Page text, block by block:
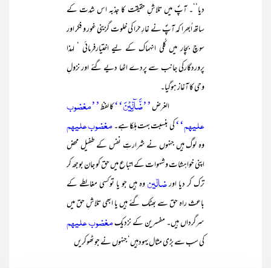
دیا‘‘۔ آپؐ میں تلاشِ حقیقت کا جذبہ اس شدت کے
ساتھ اُبھرا کہ آپؐ نے غارِ حرا کی خلوت گزینی غور و فکر اور
سوچ بچار میں کُلی انہماک کے لیے اختیارفرمائی ‘ لہذا
پروردگارکی جانب سے پردے اٹھا دیے گئے اور نزولِ
وحی کا آغاز ہوگیا۔
الغرض’’ضَّآلِّیۡنَ‘‘کا لفظ’’مغضوب
علیہم‘‘کی بنسبت بہت ہلکا ہے۔مغضوب علیہم
وہ لوگ ہیں جنہوں نے شرارتِ نفس کے طفیل محض
اپنی خواہشات و شہوات کے اتباع میں حق کو جان بوجھ کر
ترک کر دیا اورضالّینوہ ہیں جو یا توکسی مغالطے کے
باعث راہ حق سے بھٹک گئے ہیں یا ابھی تلاشِ حق میں
سرگرداں ہیں۔ مفسرین کے نزدیکمغضوب علیہم
کی سب سے بڑی مثال یہودہیں‘ جنہوں نے جو ٹھوکریں